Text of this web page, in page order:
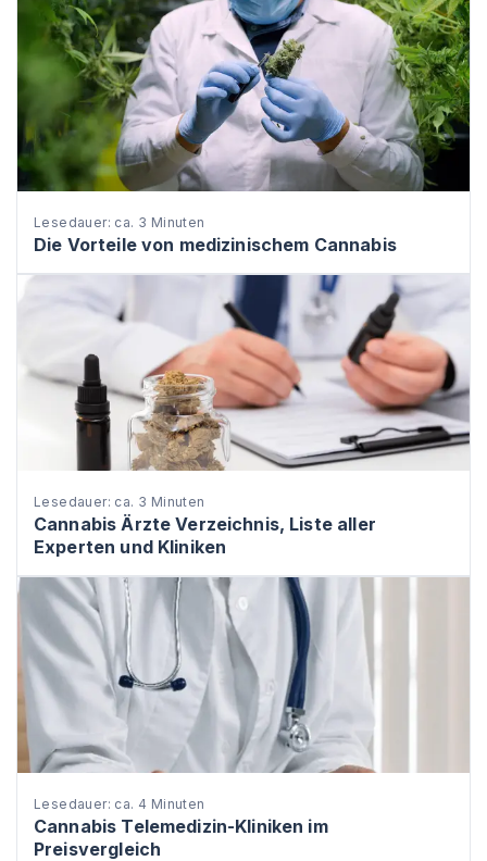
Lesedauer: ca. 3 Minuten
Die Vorteile von medizinischem Cannabis
Lesedauer: ca. 3 Minuten
Cannabis Ärzte Verzeichnis, Liste aller
Experten und Kliniken
Lesedauer: ca. 4 Minuten
Cannabis Telemedizin-Kliniken im
Preisvergleich